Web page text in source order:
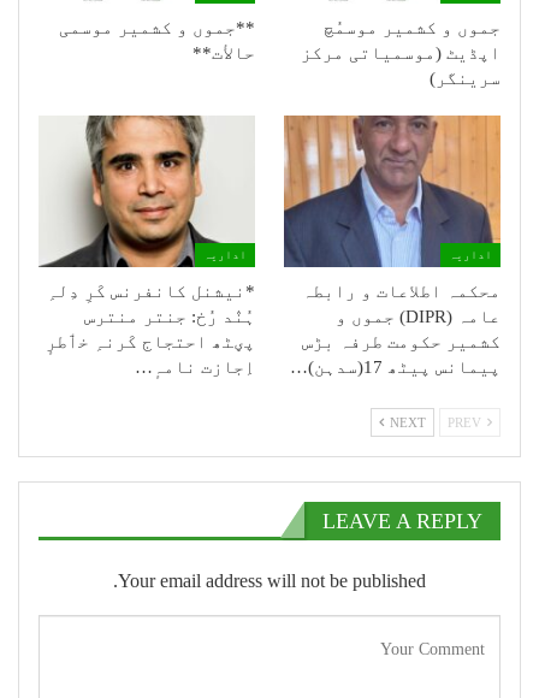
جموں و کشمیر موسمُچ
اپڈیٹ (موسمیاتی مرکز
سرینگر)
**جموں و كشمیر موسمی
حالأت**
اداریہ
محکمہ اطلاعات و رابطہ
عامہ (DIPR) جموں و
کشمیر حکومت طرفہ بڑس
پیمانس پیٹھ 17(سدہن)…
اداریہ
*نیشنل کانفرنس کَرِ دِلہِ
ہُنٛد رُخ: جنتر منترس
پؠٹھ احتجاج کَرنہِ خٲطرٕ
اِجازت نامہٕ…
NEXT
LEAVE A REPLY
Your email address will not be published.